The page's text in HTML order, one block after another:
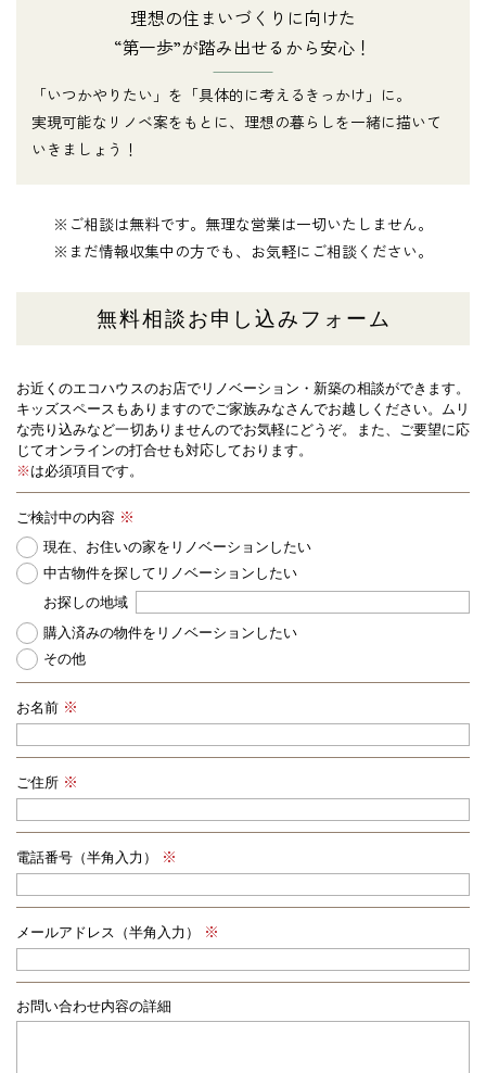
理想の住まいづくりに向けた
“第一歩”が踏み出せるから安心！
「いつかやりたい」を「具体的に考えるきっかけ」に。
実現可能なリノベ案をもとに、理想の暮らしを一緒に描いて
いきましょう！
※ご相談は無料です。無理な営業は一切いたしません。
※まだ情報収集中の方でも、お気軽にご相談ください。
無料相談お申し込みフォーム
お近くのエコハウスのお店でリノベーション・新築の相談ができます。
キッズスペースもありますのでご家族みなさんでお越しください。
ムリ
な売り込みなど一切ありませんのでお気軽にどうぞ。また、ご要望に応
じてオンラインの打合せも対応しております。
※ は必須項目です。
ご検討中の内容
現在、お住いの家をリノベーションしたい
中古物件を探してリノベーションしたい
お探しの地域
購入済みの物件をリノベーションしたい
その他
お名前
ご住所
電話番号（半角入力）
メールアドレス（半角入力）
お問い合わせ内容の詳細